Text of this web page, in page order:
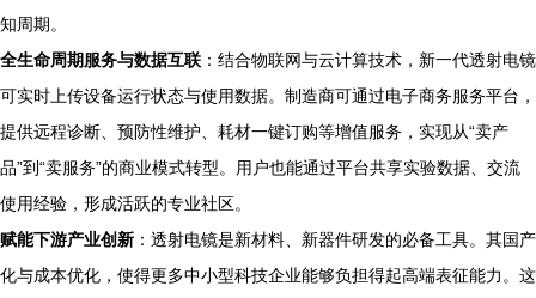
知周期。
全生命周期服务与数据互联 ：结合物联网与云计算技术，新一代透射电镜
可实时上传设备运行状态与使用数据。制造商可通过电子商务服务平台，
提供远程诊断、预防性维护、耗材一键订购等增值服务，实现从“卖产
品”到“卖服务”的商业模式转型。用户也能通过平台共享实验数据、交流
使用经验，形成活跃的专业社区。
赋能下游产业创新 ：透射电镜是新材料、新器件研发的必备工具。其国产
化与成本优化，使得更多中小型科技企业能够负担得起高端表征能力。这